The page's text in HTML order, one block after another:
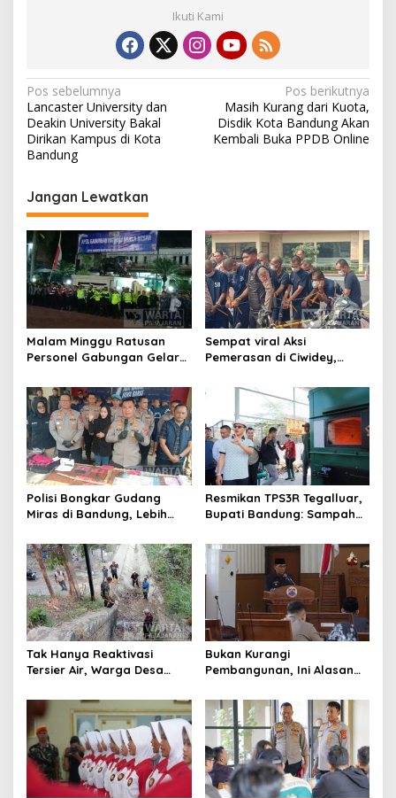
Ikuti Kami
N
a
v
g
a
s
i
p
s
Pos sebelumnya
Lancaster University dan
Deakin University Bakal
Dirikan Kampus di Kota
Bandung
Pos berikutnya
Masih Kurang dari Kuota,
Disdik Kota Bandung Akan
Kembali Buka PPDB Online
Jangan Lewatkan
Malam Minggu Ratusan
Personel Gabungan Gelar
Besar Kabupaten Bandung
Sempat viral Aksi
Pemerasan di Ciwidey,
Pelaku
Polisi Bongkar Gudang
Miras di Bandung, Lebih
Resmikan TPS3R Tegalluar,
Bupati Bandung: Sampah
Pemerintah
Tak Hanya Reaktivasi
Tersier Air, Warga Desa
Alternatif di Padalarang
Bukan Kurangi
Pembangunan, Ini Alasan
Pengurangan Belanja
Daerah